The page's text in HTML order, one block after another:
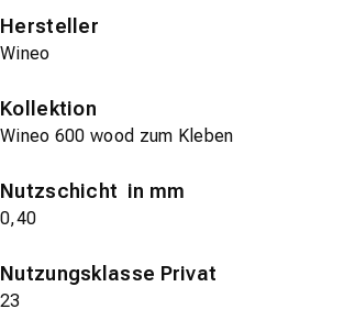
Hersteller
Wineo
Kollektion
Wineo 600 wood zum Kleben
Nutzschicht in mm
0,40
Nutzungsklasse Privat
23